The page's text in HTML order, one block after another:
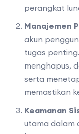
perangkat
Manajemen
akun
tugas
menghapus,
serta
memastikan
Keamanan
utama dalam